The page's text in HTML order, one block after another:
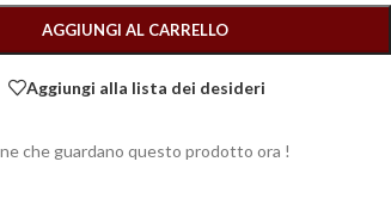
AGGIUNGI AL CARRELLO
Aggiungi alla lista dei desideri
che guardano questo prodotto ora !